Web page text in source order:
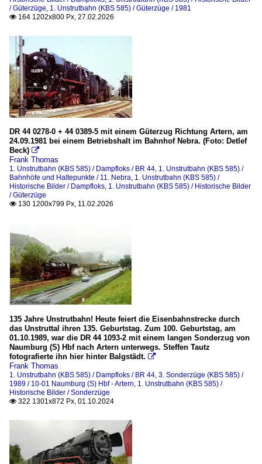
/ Güterzüge, 1. Unstrutbahn (KBS 585) / Güterzüge / 1981
 164 1202x800 Px, 27.02.2026
DR 44 0278-0 + 44 0389-5 mit einem Güterzug Richtung Artern, am
24.09.1981 bei einem Betriebshalt im Bahnhof Nebra. (Foto: Detlef
Beck) 
Frank Thomas
1. Unstrutbahn (KBS 585) / Dampfloks / BR 44, 1. Unstrutbahn (KBS 585) /
Bahnhöfe und Haltepunkte / 11. Nebra, 1. Unstrutbahn (KBS 585) /
Historische Bilder / Dampfloks, 1. Unstrutbahn (KBS 585) / Historische Bilder
/ Güterzüge
 130 1200x799 Px, 11.02.2026
135 Jahre Unstrutbahn! Heute feiert die Eisenbahnstrecke durch
das Unstruttal ihren 135. Geburtstag. Zum 100. Geburtstag, am
01.10.1989, war die DR 44 1093-2 mit einem langen Sonderzug von
Naumburg (S) Hbf nach Artern unterwegs. Steffen Tautz
fotografierte ihn hier hinter Balgstädt. 
Frank Thomas
1. Unstrutbahn (KBS 585) / Dampfloks / BR 44, 3. Sonderzüge (KBS 585) /
1989 / 10-01 Naumburg (S) Hbf - Artern, 1. Unstrutbahn (KBS 585) /
Historische Bilder / Sonderzüge
 322 1301x872 Px, 01.10.2024